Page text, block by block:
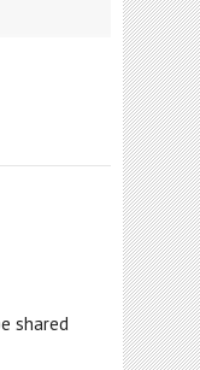
shared